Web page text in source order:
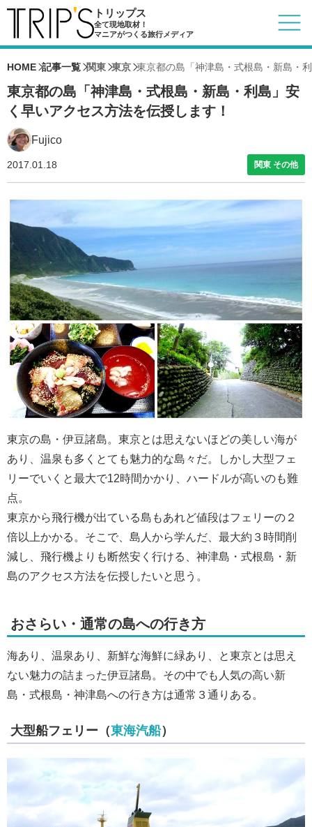
トリップス
全て現地取材！
マニアがつくる旅行メディア
HOME 記事一覧 関東 東京 東京都の島「神津島・式根島・新島・
東京都の島「神津島・式根島・新島・利島」安
く早いアクセス方法を伝授します！
Fujico
関東 その他
2017.01.18
東京の島・伊豆諸島。東京とは思えないほどの美しい海が
あり、温泉も多くとても魅力的な島々だ。しかし大型フェ
リーでいくと最大で12時間かかり、ハードルが高いのも難
点。
東京から飛行機が出ている島もあれど値段はフェリーの２
倍以上かかる。そこで、島人から学んだ、最大約３時間削
減し、飛行機よりも断然安く行ける、神津島・式根島・新
島のアクセス方法を伝授したいと思う。
おさらい・通常の島への行き方
海あり、温泉あり、新鮮な海鮮に緑あり、と東京とは思え
ない魅力の詰まった伊豆諸島。その中でも人気の高い新
島・式根島・神津島への行き方は通常３通りある。
大型船フェリー（東海汽船）